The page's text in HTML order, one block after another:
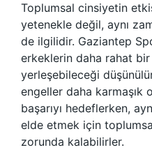
Toplumsal cinsiyetin
yetenekle değil, aynı
de ilgilidir. Gaziantep
erkeklerin daha rahat
yerleşebileceği
engeller daha karmaşık
başarıyı hedeflerken,
elde etmek için
zorunda kalabilirler.